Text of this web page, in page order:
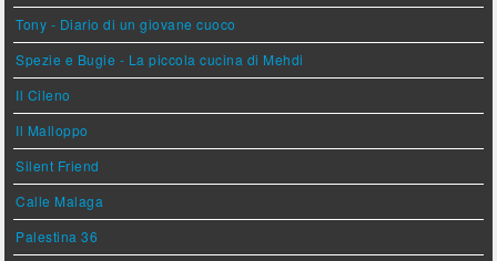
Tony - Diario di un giovane cuoco
Spezie e Bugie - La piccola cucina di Mehdi
Il Cileno
Il Malloppo
Silent Friend
Calle Malaga
Palestina 36